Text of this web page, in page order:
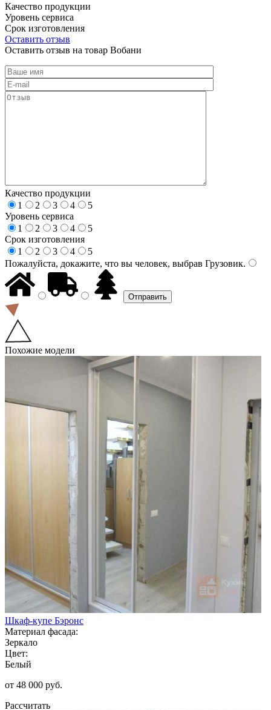
Качество продукции
Уровень сервиса
Срок изготовления
Оставить отзыв
Оставить отзыв на товар Вобани
Качество продукции
1
2 3 4
5
Уровень сервиса
1
2 3 4
5
Срок изготовления
1
2 3 4
5
Пожалуйста, докажите, что вы человек, выбрав Грузовик.
Похожие модели
Шкаф-купе Бэронс
Материал фасада:
Зеркало
Цвет:
Белый
от 48 000 руб.
Рассчитать